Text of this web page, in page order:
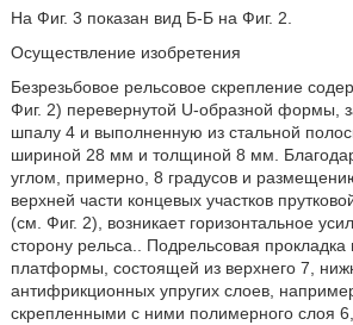
На Фиг. 3 показан вид Б-Б на Фиг. 2.
Осуществление изобретения
Безрезьбовое рельсовое скрепление
Фиг. 2) перевернутой U-образной формы,
шпалу 4 и выполненную из стальной
шириной 28 мм и толщиной 8 мм.
углом, примерно, 8 градусов и
верхней части концевых участков
(см. Фиг. 2), возникает горизонтальное
сторону рельса.. Подрельсовая
платформы, состоящей из верхнего 7,
антифрикционных упругих слоев,
скрепленными с ними полимерного слоя